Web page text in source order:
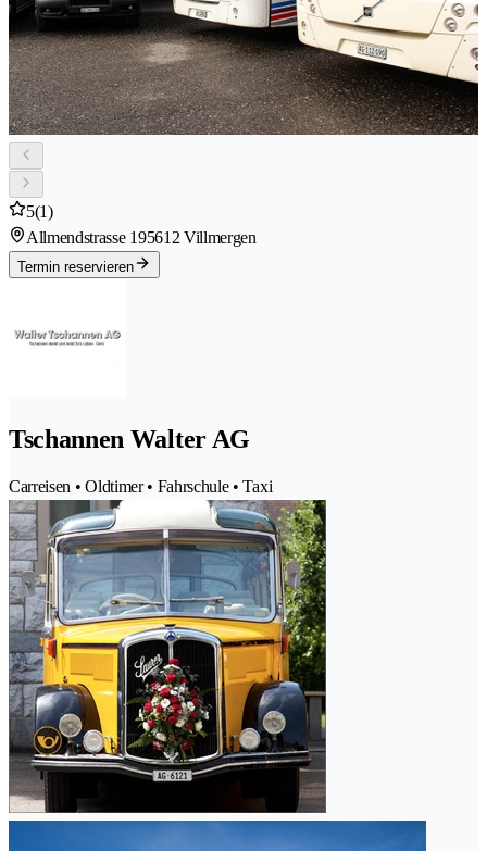
5(1)
Allmendstrasse 195612 Villmergen
Termin reservieren
Tschannen Walter AG
Carreisen • Oldtimer • Fahrschule • Taxi